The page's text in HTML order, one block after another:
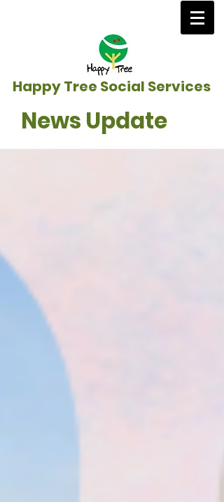
Happy Tree Social Services
News Update